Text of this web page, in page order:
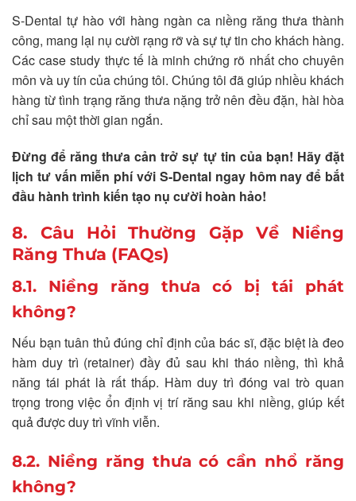
S-Dental tự hào với hàng ngàn ca niềng răng thưa thành
công, mang lại nụ cười rạng rỡ và sự tự tin cho khách hàng.
Các case study thực tế là minh chứng rõ nhất cho chuyên
môn và uy tín của chúng tôi. Chúng tôi đã giúp nhiều khách
hàng từ tình trạng răng thưa nặng trở nên đều đặn, hài hòa
chỉ sau một thời gian ngắn.
Đừng để răng thưa cản trở sự tự tin của bạn! Hãy đặt
lịch tư vấn miễn phí với S-Dental ngay hôm nay để bắt
đầu hành trình kiến tạo nụ cười hoàn hảo!
8. Câu Hỏi Thường Gặp Về Niềng
Răng Thưa (FAQs)
8.1. Niềng răng thưa có bị tái phát
không?
Nếu bạn tuân thủ đúng chỉ định của bác sĩ, đặc biệt là đeo
hàm duy trì (retainer) đầy đủ sau khi tháo niềng, thì khả
năng tái phát là rất thấp. Hàm duy trì đóng vai trò quan
trọng trong việc ổn định vị trí răng sau khi niềng, giúp kết
quả được duy trì vĩnh viễn.
8.2. Niềng răng thưa có cần nhổ răng
không?